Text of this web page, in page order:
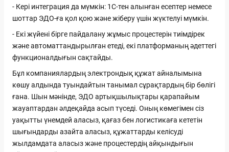
- Кері интеграция да мүмкін: 1С-тен алынған есептер немесе
шоттар ЭДО-ға қол қою және жіберу үшін жүктелуі мүмкін.
- Екі жүйені бірге пайдалану жұмыс процестерін тиімдірек
және автоматтандырылған етеді, екі платформаның әдеттегі
функционалдығын сақтайды.
Бұл компаниялардың электрондық құжат айналымына
көшу алдында туындайтын танымал сұрақтардың бір бөлігі
ғана. Шын мәнінде, ЭДО артықшылықтары қарапайым
жауаптардан әлдеқайда асып түседі. Оның көмегімен сіз
уақытты үнемдей аласыз, қағаз бен логистикаға кететін
шығындарды азайта аласыз, құжаттарды келісуді
жылдамдата аласыз және процестердің айқындығын